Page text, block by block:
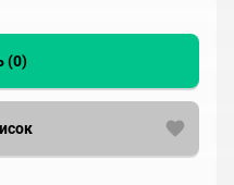
(0)